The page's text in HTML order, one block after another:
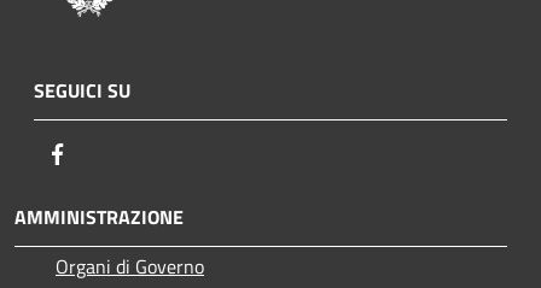
SEGUICI SU
AMMINISTRAZIONE
Organi di Governo